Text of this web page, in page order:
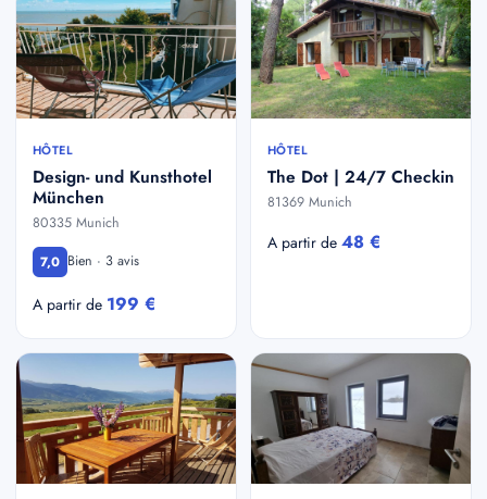
HÔTEL
Design- und Kunsthotel
München
80335 Munich
7,0 Bien · 3 avis
A partir de 199 €
HÔTEL
The Dot | 24/7 Checkin
81369 Munich
A partir de 48 €